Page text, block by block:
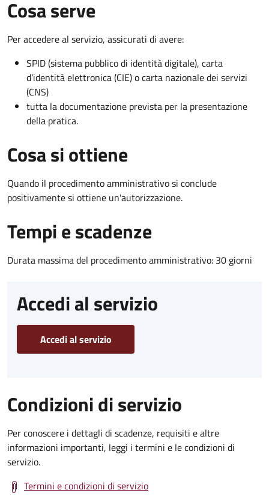
Cosa serve
Per accedere al servizio, assicurati di avere:
SPID (sistema pubblico di identità digitale), carta
d’identità elettronica (CIE) o carta nazionale dei servizi
(CNS)
tutta la documentazione prevista per la presentazione
della pratica.
Cosa si ottiene
Quando il procedimento amministrativo si conclude
positivamente si ottiene un'autorizzazione.
Tempi e scadenze
Durata massima del procedimento amministrativo: 30 giorni
Accedi al servizio
Accedi al servizio
Condizioni di servizio
Per conoscere i dettagli di scadenze, requisiti e altre
informazioni importanti, leggi i termini e le condizioni di
servizio.
Termini e condizioni di servizio